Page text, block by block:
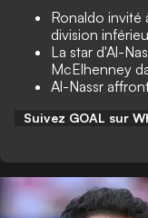
Ronaldo invité
division
La star d'Al-
McElhenney
Al-Nassr
Suivez GOAL sur